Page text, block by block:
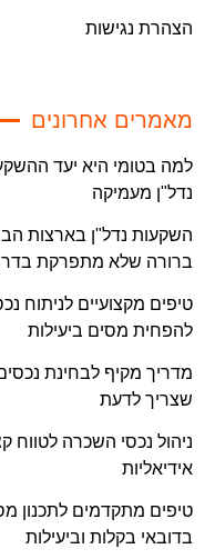
הצהרת נגישות
מאמרים אחרונים
נדל"ן מעמיקה
השקעות נדל"ן בארצות
ברורה שלא מתפרקת
טיפים מקצועיים לניתוח
להפחית מסים ביעילות
מדריך מקיף לבחינת
שצריך לדעת
ניהול נכסי השכרה לטווח
אידיאליות
טיפים מתקדמים לתכנון
בדובאי בקלות וביעילות